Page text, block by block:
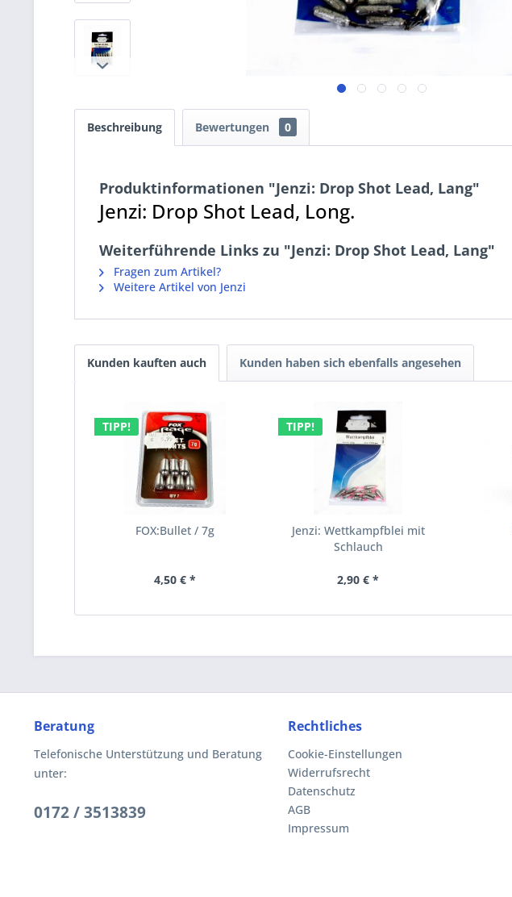
Beschreibung Bewertungen 0
Produktinformationen "Jenzi: Drop Shot Lead, Lang"
Jenzi: Drop Shot Lead, Long.
Weiterführende Links zu "Jenzi: Drop Shot Lead, Lang"
Fragen zum Artikel?
Weitere Artikel von Jenzi
Kunden kauften auch Kunden haben sich ebenfalls angesehen
TIPP!
FOX:Bullet / 7g
4,50 € *
TIPP!
Jenzi: Wettkampfblei mit
Schlauch
2,90 € *
Beratung
Telefonische Unterstützung und Beratung
unter:
0172 / 3513839
Rechtliches
Cookie-Einstellungen
Widerrufsrecht
Datenschutz
AGB
Impressum